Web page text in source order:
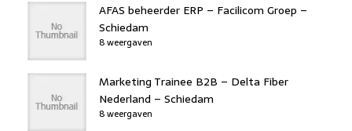
AFAS beheerder ERP – Facilicom Groep –
Schiedam
8 weergaven
Marketing Trainee B2B – Delta Fiber
Nederland – Schiedam
8 weergaven